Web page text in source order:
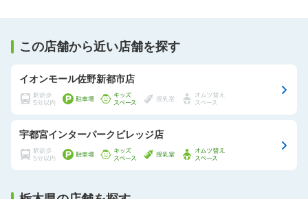
この店舗から近い店舗を探す
イオンモール佐野新都市店
宇都宮インターパークビレッジ店